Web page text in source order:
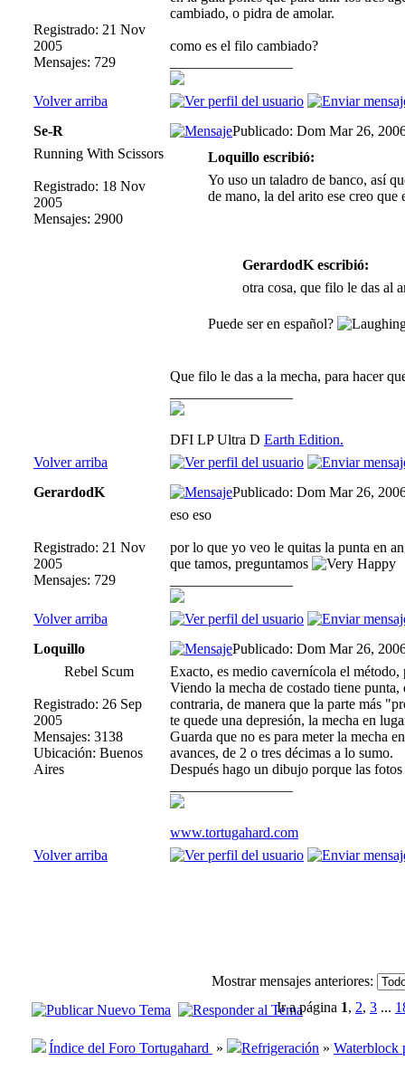
Registrado: 21 Nov
2005
Mensajes: 729
cambiado, o pidra de amolar.
como es el filo cambiado?
Volver arriba
Se-R
Publicado: Dom Mar 26,
Running With Scissors
Registrado: 18 Nov
2005
Mensajes: 2900
Loquillo escribió:
Yo uso un taladro de banco, así
de mano, la del arito ese creo que
GerardodK escribió:
otra cosa, que filo le das al
Puede ser en español?
Que filo le das a la mecha, para hacer
DFI LP Ultra D Earth Edition.
Volver arriba
GerardodK
Publicado: Dom Mar 26,
Registrado: 21 Nov
2005
Mensajes: 729
eso eso
por lo que yo veo le quitas la punta en
que tamos, preguntamos
Volver arriba
Loquillo
Publicado: Dom Mar 26,
Rebel Scum
Registrado: 26 Sep
2005
Mensajes: 3138
Ubicación: Buenos
Aires
Exacto, es medio cavernícola el método,
Viendo la mecha de costado tiene
contraria, de manera que la parte más
te quede una depresión, la mecha en
Guarda que no es para meter la mecha
avances, de 2 o tres décimas a lo sumo.
Después hago un dibujo porque las
www.tortugahard.com
Volver arriba
Mostrar mensajes anteriores:
Ir a página 1, 2, 3 ...
Índice del Foro Tortugahard » Refrigeración » Waterblock